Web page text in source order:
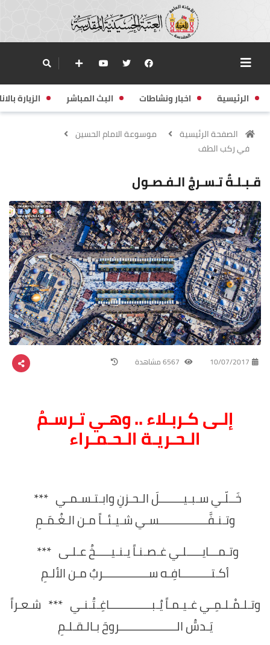
الرئيسية اخبار ونشاطات البث المباشر الزيارة
الصفحة الرئيسية
موسوعة الامام الحسين
في ركب الطف
قـبـلـةٌ تـسـرجُ الـفـصـول
10/07/2017
إلـى كـربـلاء .. وهـي تـرسـمُ
الـحـريـة الـحـمـراء
خَــلّـي سـبـيــــــــلَ الـحـزنِ وابـتـسـمـي ***
وتـنـفَّــــــــــــــــسـي شـيـئــاً مـن الـغُـمَـمِ
وتـمـــايـــــلـي غـصـنـاً يـنـيـــــخُ عـلـى ***
أكـتــــــــــافِـه ســـــــــــــــربٌ مـن الألـمِ
وتـلـمْـلـمِـي غـيـمـاً يُـبــــــــــــــاغِـتُـنـي *** شـعـراً
يَـدسُّ الـــــــــــــــــــروحَ بـالـقـلـمِ